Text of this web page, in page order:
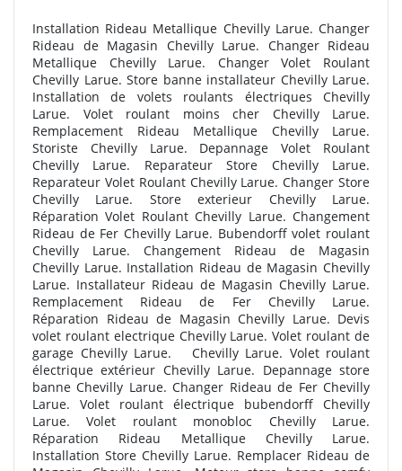
Installation Rideau Metallique Chevilly Larue. Changer
Rideau de Magasin Chevilly Larue. Changer Rideau
Metallique Chevilly Larue. Changer Volet Roulant
Chevilly Larue. Store banne installateur Chevilly Larue.
Installation de volets roulants électriques Chevilly
Larue. Volet roulant moins cher Chevilly Larue.
Remplacement Rideau Metallique Chevilly Larue.
Storiste Chevilly Larue. Depannage Volet Roulant
Chevilly Larue. Reparateur Store Chevilly Larue.
Reparateur Volet Roulant Chevilly Larue. Changer Store
Chevilly Larue. Store exterieur Chevilly Larue.
Réparation Volet Roulant Chevilly Larue. Changement
Rideau de Fer Chevilly Larue. Bubendorff volet roulant
Chevilly Larue. Changement Rideau de Magasin
Chevilly Larue. Installation Rideau de Magasin Chevilly
Larue. Installateur Rideau de Magasin Chevilly Larue.
Remplacement Rideau de Fer Chevilly Larue.
Réparation Rideau de Magasin Chevilly Larue. Devis
volet roulant electrique Chevilly Larue. Volet roulant de
garage Chevilly Larue. Chevilly Larue. Volet roulant
électrique extérieur Chevilly Larue. Depannage store
banne Chevilly Larue. Changer Rideau de Fer Chevilly
Larue. Volet roulant électrique bubendorff Chevilly
Larue. Volet roulant monobloc Chevilly Larue.
Réparation Rideau Metallique Chevilly Larue.
Installation Store Chevilly Larue. Remplacer Rideau de